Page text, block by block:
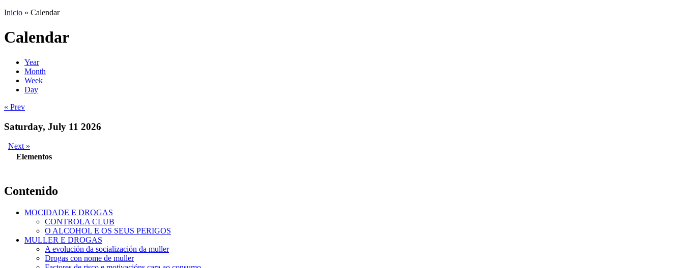
Inicio » Calendar
Calendar
Year
Month
Week
Day
« Prev
Saturday, July 11 2026
Next »
Elementos
Contenido
MOCIDADE E DROGAS
CONTROLA CLUB
O ALCOHOL E OS SEUS PERIGOS
MULLER E DROGAS
A evolución da socialización da muller
Drogas con nome de muller